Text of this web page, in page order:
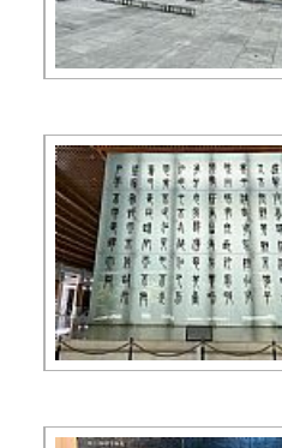
每页
版权所有
免责声明：本网转
本站为公益性网站，旨在传递有益